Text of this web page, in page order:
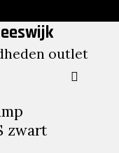
outlet
zwart